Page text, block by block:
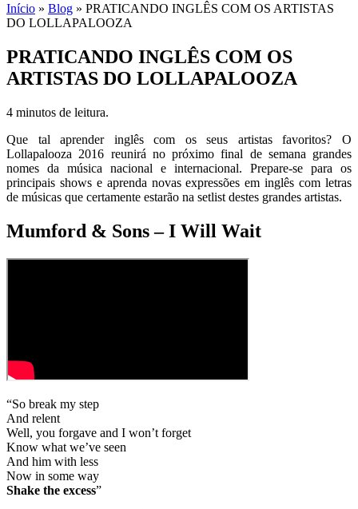
Início » Blog » PRATICANDO INGLÊS COM OS ARTISTAS
DO LOLLAPALOOZA
PRATICANDO INGLÊS COM OS
ARTISTAS DO LOLLAPALOOZA
4 minutos de leitura.
Que tal aprender inglês com os seus artistas favoritos? O
Lollapalooza 2016 reunirá no próximo final de semana grandes
nomes da música nacional e internacional. Prepare-se para os
principais shows e aprenda novas expressões em inglês com letras
de músicas que certamente estarão na setlist destes grandes artistas.
Mumford & Sons – I Will Wait
“So break my step
And relent
Well, you forgave and I won’t forget
Know what we’ve seen
And him with less
Now in some way
Shake the excess”